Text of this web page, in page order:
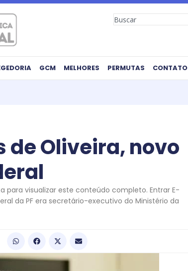
Search
GCM MELHORES PERMUTAS CONTATO
de Oliveira, novo
para visualizar este conteúdo completo. Entrar E-
da PF era secretário-executivo do Ministério da